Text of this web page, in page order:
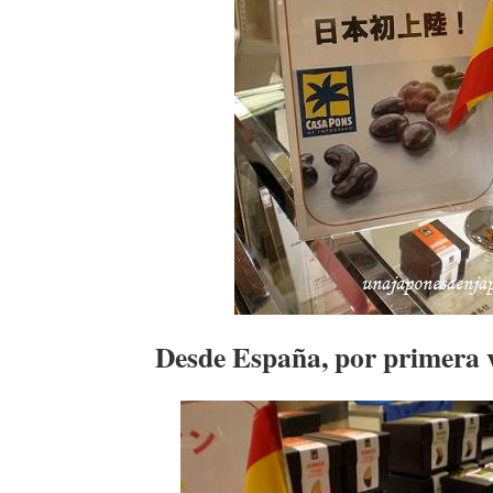
Desde España, por primera